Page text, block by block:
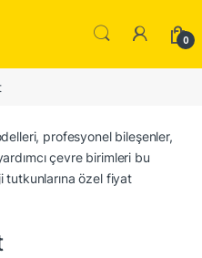
0
profesyonel bileşenler,
çevre birimleri bu
tutkunlarına özel fiyat